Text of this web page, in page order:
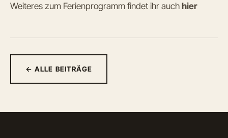
Weiteres zum Ferienprogramm findet ihr auchhier
← ALLE BEITRÄGE